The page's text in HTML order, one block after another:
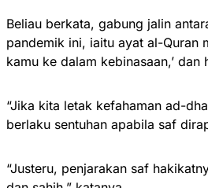
Beliau berkata, gabung jalin
pandemik ini, iaitu ayat al-Quran
kamu ke dalam kebinasaan,’
“Jika kita letak kefahaman ad-
berlaku sentuhan apabila saf
“Justeru, penjarakan saf